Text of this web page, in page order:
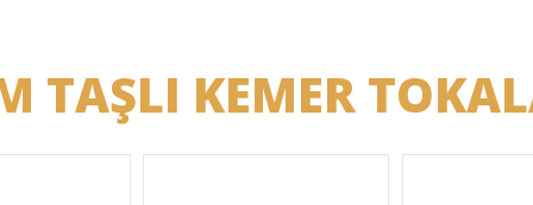
TAŞLI KEMER